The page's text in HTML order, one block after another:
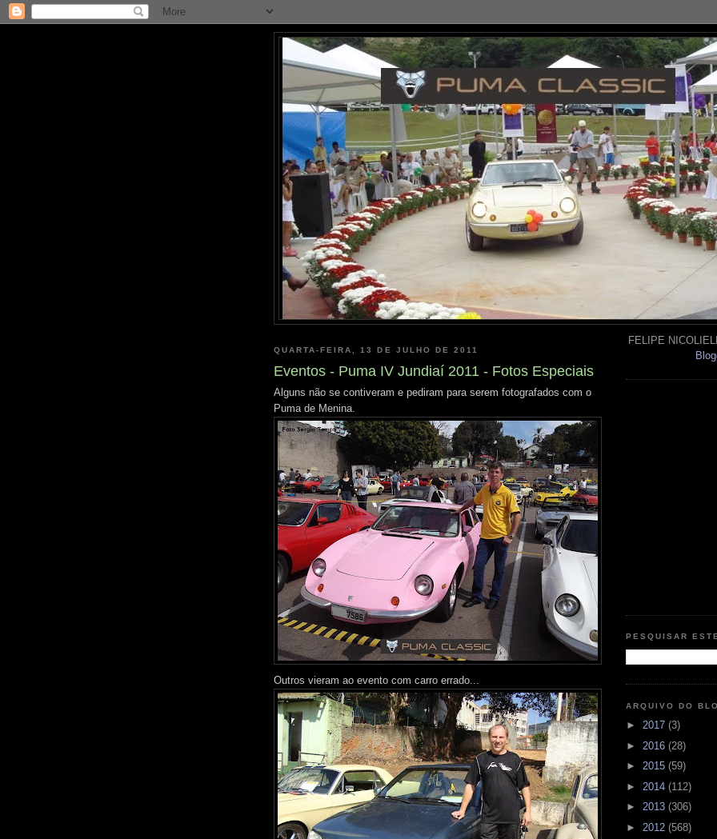
QUARTA-FEIRA, 13 DE JULHO DE 2011
Eventos - Puma IV Jundiaí 2011 - Fotos Especiais
Alguns não se contiveram e pediram para serem fotografados com o
Puma de Menina.
Outros vieram ao evento com carro errado...
FELIPE
PESQUISAR
ARQUIVO DO
► 2017 (3)
► 2016 (28)
► 2015 (59)
► 2014 (112)
► 2013 (306)
► 2012 (568)